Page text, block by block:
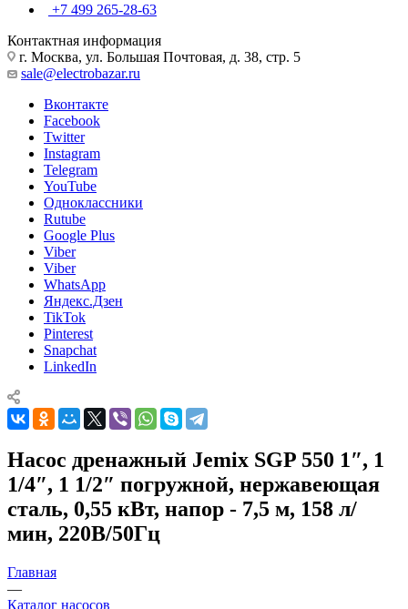
+7 499 265-28-63
Контактная информация
г. Москва, ул. Большая Почтовая, д. 38, стр. 5
sale@electrobazar.ru
Вконтакте
Facebook
Twitter
Instagram
Telegram
YouTube
Одноклассники
Rutube
Google Plus
Viber
Viber
WhatsApp
Яндекс.Дзен
TikTok
Pinterest
Snapchat
LinkedIn
Насос дренажный Jemix SGP 550 1″, 1
1/4″, 1 1/2″ погружной, нержавеющая
сталь, 0,55 кВт, напор - 7,5 м, 158 л/
мин, 220В/50Гц
Главная
—
Каталог насосов